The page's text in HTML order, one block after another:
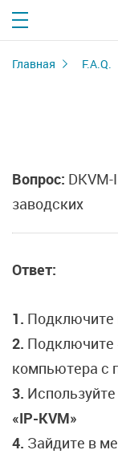
Главная F.A.Q.
Вопрос:
заводских
Ответ:
1. Подключите
2. Подключите
компьютера с
3. Используйте
«IP-KVM»
4. Зайдите в